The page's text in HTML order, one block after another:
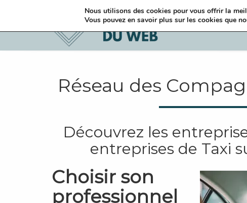
Réseau des
Découvrez les
entreprises de Taxi
Choisir son
professionnel
Nous utilisons des cookies pour vous offrir la
Vous pouvez en savoir plus sur les cookies que